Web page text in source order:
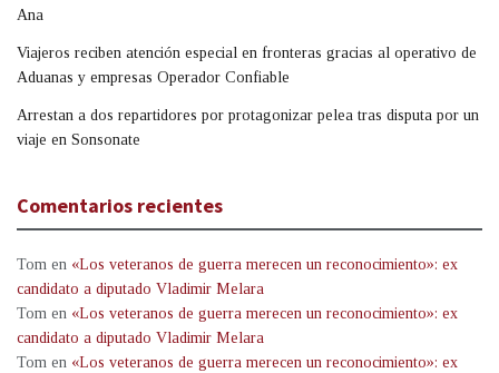
Ana
Viajeros reciben atención especial en fronteras gracias al operativo de
Aduanas y empresas Operador Confiable
Arrestan a dos repartidores por protagonizar pelea tras disputa por un
viaje en Sonsonate
Comentarios recientes
Tom en «Los veteranos de guerra merecen un reconocimiento»: ex
candidato a diputado Vladimir Melara
Tom en «Los veteranos de guerra merecen un reconocimiento»: ex
candidato a diputado Vladimir Melara
Tom en «Los veteranos de guerra merecen un reconocimiento»: ex